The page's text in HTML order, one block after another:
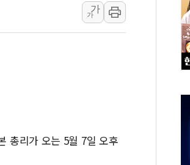
폐기물 수거하다 참변…60대 환경미화원
서울 중랑구 주택가서 흉기 난동…60대 남
李대통령 "결혼 때문에 손해 보는 일 없
여수 오동도 인근 해상서 모터보트 전복
인천 선재도 갯벌서 해루질 중 실종 60대 나
인천서 말다툼 중 어머니 흉기 살해 10대 아
'화합' 꺼낸 김민석에 '뻔뻔' 받아친 정청래
李대통령, ISA 개편 재검토 지시…與 "적
가
가
총리가 오는 5월 7일 오후